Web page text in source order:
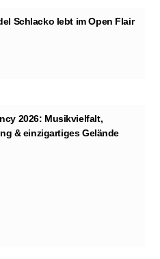
Schlacko lebt im Open Flair
2026: Musikvielfalt,
& einzigartiges Gelände